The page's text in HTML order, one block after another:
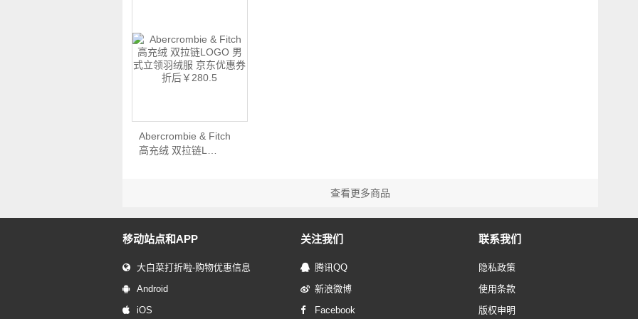
Abercrombie & Fitch
高充绒 双拉链L…
查看更多商品
移动站点和APP
大白菜打折啦-购物优惠信息
Android
iOS
关注我们
腾讯QQ
新浪微博
Facebook
联系我们
隐私政策
使用条款
版权申明